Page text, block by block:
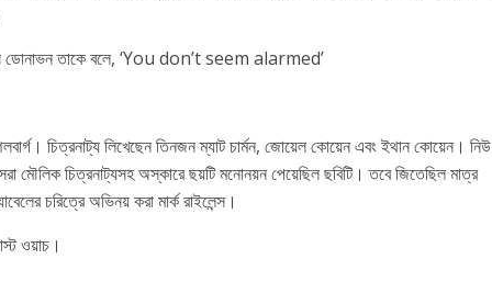
ডোনাভন তাকে বলে, ‘You don’t seem alarmed’
চিত্রনাট্য লিখেছেন তিনজন ম্যাট চার্মন, জোয়েল কোয়েন এবং ইথান কোয়েন। নিউ
মৌলিক চিত্রনাট্যসহ অস্কারে ছয়টি মনোনয়ন পেয়েছিল ছবিটি। তবে জিতেছিল মাত্র
চরিত্রে অভিনয় করা মার্ক রাইলেন্স।
ওয়াচ।